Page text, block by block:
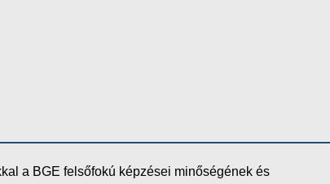
a BGE felsőfokú képzései minőségének és